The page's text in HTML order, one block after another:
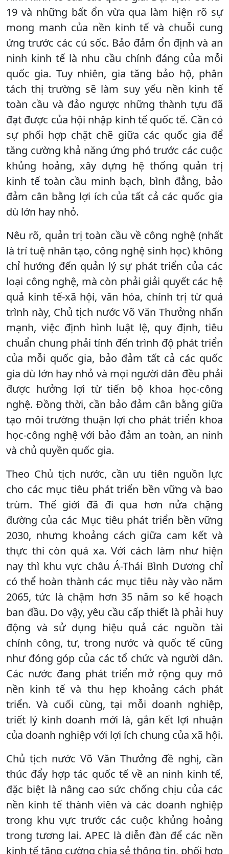
19 và những bất ổn vừa qua làm hiện rõ sự
mong manh của nền kinh tế và chuỗi cung
ứng trước các cú sốc. Bảo đảm ổn định và an
ninh kinh tế là nhu cầu chính đáng của mỗi
quốc gia. Tuy nhiên, gia tăng bảo hộ, phân
tách thị trường sẽ làm suy yếu nền kinh tế
toàn cầu và đảo ngược những thành tựu đã
đạt được của hội nhập kinh tế quốc tế. Cần có
sự phối hợp chặt chẽ giữa các quốc gia để
tăng cường khả năng ứng phó trước các cuộc
khủng hoảng, xây dựng hệ thống quản trị
kinh tế toàn cầu minh bạch, bình đẳng, bảo
đảm cân bằng lợi ích của tất cả các quốc gia
dù lớn hay nhỏ.
Nêu rõ, quản trị toàn cầu về công nghệ (nhất
là trí tuệ nhân tạo, công nghệ sinh học) không
chỉ hướng đến quản lý sự phát triển của các
loại công nghệ, mà còn phải giải quyết các hệ
quả kinh tế-xã hội, văn hóa, chính trị từ quá
trình này, Chủ tịch nước Võ Văn Thưởng nhấn
mạnh, việc định hình luật lệ, quy định, tiêu
chuẩn chung phải tính đến trình độ phát triển
của mỗi quốc gia, bảo đảm tất cả các quốc
gia dù lớn hay nhỏ và mọi người dân đều phải
được hưởng lợi từ tiến bộ khoa học-công
nghệ. Đồng thời, cần bảo đảm cân bằng giữa
tạo môi trường thuận lợi cho phát triển khoa
học-công nghệ với bảo đảm an toàn, an ninh
và chủ quyền quốc gia.
Theo Chủ tịch nước, cần ưu tiên nguồn lực
cho các mục tiêu phát triển bền vững và bao
trùm. Thế giới đã đi qua hơn nửa chặng
đường của các Mục tiêu phát triển bền vững
2030, nhưng khoảng cách giữa cam kết và
thực thi còn quá xa. Với cách làm như hiện
nay thì khu vực châu Á-Thái Bình Dương chỉ
có thể hoàn thành các mục tiêu này vào năm
2065, tức là chậm hơn 35 năm so kế hoạch
ban đầu. Do vậy, yêu cầu cấp thiết là phải huy
động và sử dụng hiệu quả các nguồn tài
chính công, tư, trong nước và quốc tế cũng
như đóng góp của các tổ chức và người dân.
Các nước đang phát triển mở rộng quy mô
nền kinh tế và thu hẹp khoảng cách phát
triển. Và cuối cùng, tại mỗi doanh nghiệp,
triết lý kinh doanh mới là, gắn kết lợi nhuận
của doanh nghiệp với lợi ích chung của xã hội.
Chủ tịch nước Võ Văn Thưởng đề nghị, cần
thúc đẩy hợp tác quốc tế về an ninh kinh tế,
đặc biệt là nâng cao sức chống chịu của các
nền kinh tế thành viên và các doanh nghiệp
trong khu vực trước các cuộc khủng hoảng
trong tương lai. APEC là diễn đàn để các nền
kinh tế tăng cường chia sẻ thông tin, phối hợp